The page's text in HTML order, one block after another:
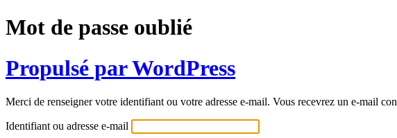
Mot de passe oublié
Propulsé par WordPress
Merci de renseigner votre identifiant ou votre adresse e-mail. Vous recevrez un e-mail
Identifiant ou adresse e-mail